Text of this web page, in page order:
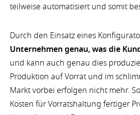
teilweise automatisiert und somit
Durch den Einsatz eines
Unternehmen genau, was die
und kann auch genau dies
Produktion auf Vorrat und im
Markt vorbei erfolgen nicht mehr.
Kosten für Vorratshaltung fertiger